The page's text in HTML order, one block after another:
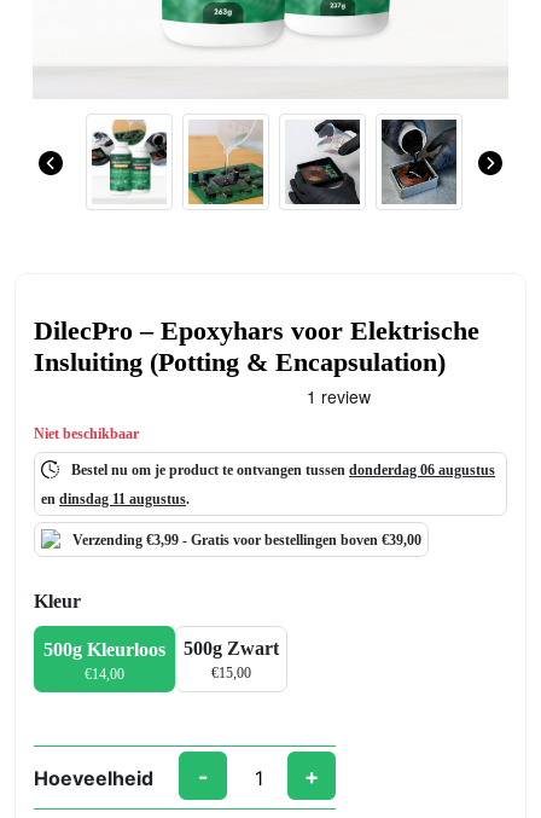
DilecPro – Epoxyhars voor Elektrische
Insluiting (Potting & Encapsulation)
Niet beschikbaar
Bestel nu om je product te ontvangen tussen donderdag 06 augustus
en dinsdag 11 augustus.
Verzending €3,99 - Gratis voor bestellingen boven €39,00
Kleur
500g Kleurloos
€14,00
500g Zwart
€15,00
Hoeveelheid
DilecPro
- +